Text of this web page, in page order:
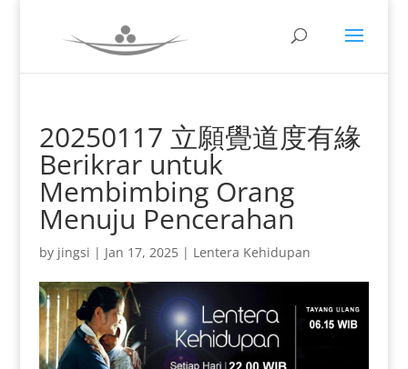
20250117 立願覺道度有緣
Berikrar untuk
Membimbing Orang
Menuju Pencerahan
by jingsi | Jan 17, 2025| Lentera Kehidupan